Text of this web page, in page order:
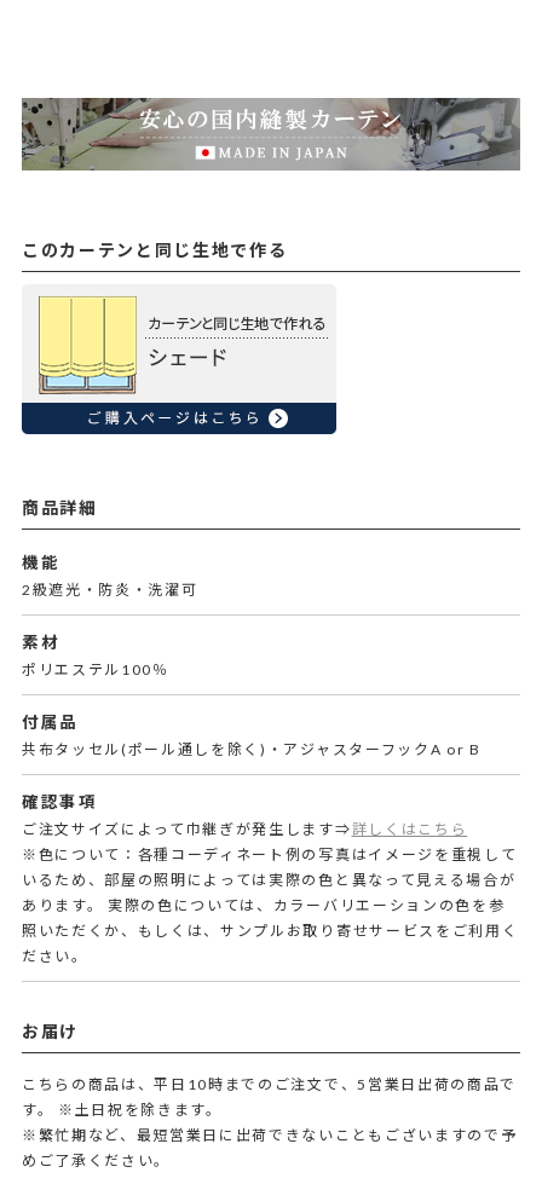
このカーテンと同じ生地で作る
商品詳細
機能
2級遮光・防炎・洗濯可
素材
ポリエステル100％
付属品
共布タッセル(ポール通しを除く)・アジャスターフックA or B
確認事項
ご注文サイズによって巾継ぎが発生します⇒詳しくはこちら
※色について：各種コーディネート例の写真はイメージを重視して
いるため、部屋の照明によっては実際の色と異なって見える場合が
あります。 実際の色については、カラーバリエーションの色を参
照いただくか、もしくは、サンプルお取り寄せサービスをご利用く
ださい。
お届け
こちらの商品は、平日10時までのご注文で、5営業日出荷の商品で
す。
※土日祝を除きます。
※繁忙期など、最短営業日に出荷できないこともございますので予
めご了承ください。